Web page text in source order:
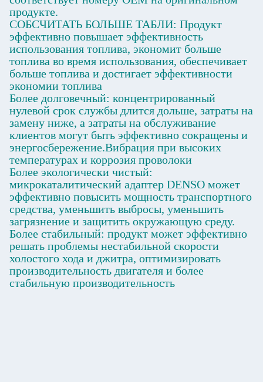
продукте.
СОБСЧИТАТЬ БОЛЬШЕ ТАБЛИ: Продукт
эффективно повышает эффективность
использования топлива, экономит больше
топлива во время использования, обеспечивает
больше топлива и достигает эффективности
экономии топлива
Более долговечный: концентрированный
нулевой срок службы длится дольше, затраты на
замену ниже, а затраты на обслуживание
клиентов могут быть эффективно сокращены и
энергосбережение.Вибрация при высоких
температурах и коррозия проволоки
Более экологически чистый:
микрокаталитический адаптер DENSO может
эффективно повысить мощность транспортного
средства, уменьшить выбросы, уменьшить
загрязнение и защитить окружающую среду.
Более стабильный: продукт может эффективно
решать проблемы нестабильной скорости
холостого хода и джитра, оптимизировать
производительность двигателя и более
стабильную производительность